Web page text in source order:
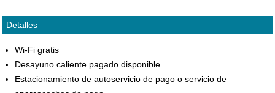
Detalles
Wi-Fi gratis
Desayuno caliente pagado disponible
Estacionamiento de autoservicio de pago o servicio de